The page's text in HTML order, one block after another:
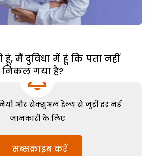
हूं, मैं दुविधा में हूं कि पता नहीं
निकल गया है?
और सेक्शुअल हेल्थ से जुड़ी हर नई
जानकारी के लिए
सब्सक्राइब करें